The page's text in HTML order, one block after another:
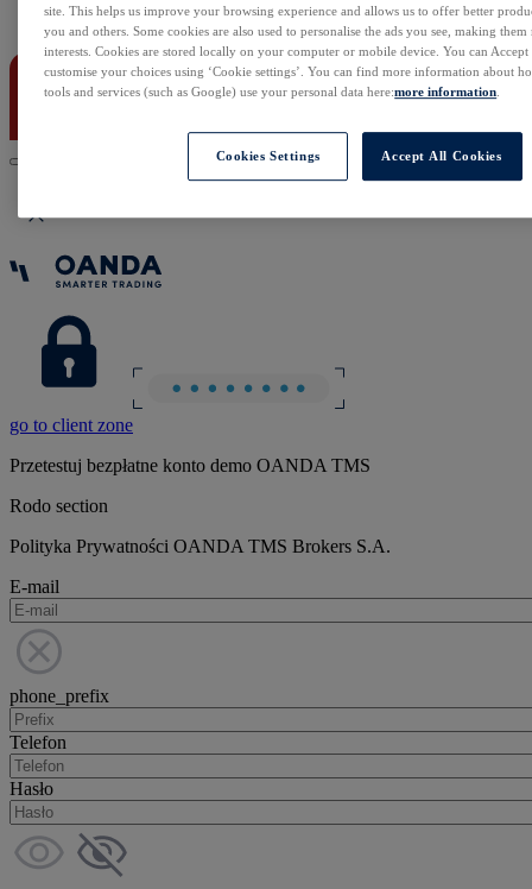
Kontakt
go to client zone
Przetestuj bezpłatne konto demo OANDA TMS
Rodo section
Polityka Prywatności OANDA TMS Brokers S.A.
E-mail
phone_prefix
Telefon
Hasło
site. This helps us improve your browsing experience and allows us to offer better
you and others. Some cookies are also used to personalise the ads you see, making
interests. Cookies are stored locally on your computer or mobile device. You can
customise your choices using ‘Cookie settings’. You can find more information about
tools and services (such as Google) use your personal data here:more information.
Cookies Settings Accept All Cookies